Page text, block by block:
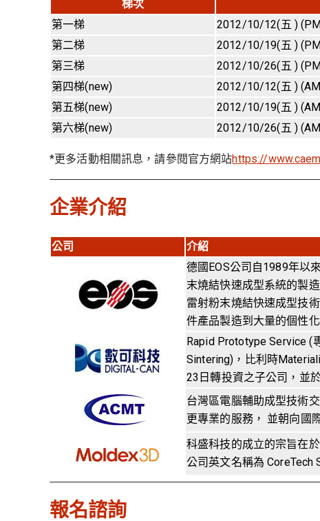
梯次
第一梯
2012/10/12(五 )
第二梯
2012/10/19(五 )
第三梯
2012/10/26(五 )
第四梯(new)
2012/10/12(五 )
第五梯(new)
2012/10/19(五 )
第六梯(new)
2012/10/26(五 )
*更多活動相關訊息，請參閱官方網站https://
企業介紹
公司
介紹
德國EOS公司自1989年以
末燒結快速成型系統的製
雷射粉末燒結快速成型技
件產品製造到大量的個性
Rapid Prototype Service (
Sintering)，比利時
23日轉投資之子公司，並
台灣區電腦輔助成型技術
更專業的服務， 並朝向國
科盛科技的成立的宗旨在
公司英文名稱為 CoreTech
報名諮詢